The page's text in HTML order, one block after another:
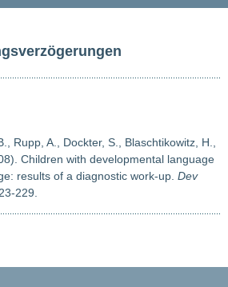
Rupp, A., Dockter, S., Blaschtikowitz, H.,
Children with developmental language
results of a diagnostic work-up. Dev
229.